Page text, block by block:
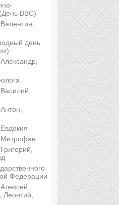
ВВС)
день
Федерации